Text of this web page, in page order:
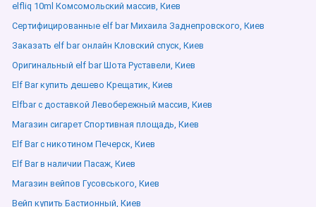
elfliq 10ml Комсомольский массив, Киев
Сертифицированные elf bar Михаила Заднепровского, Киев
Заказать elf bar онлайн Кловский спуск, Киев
Оригинальный elf bar Шота Руставели, Киев
Elf Bar купить дешево Крещатик, Киев
Elfbar с доставкой Левобережный массив, Киев
Магазин сигарет Спортивная площадь, Киев
Elf Bar с никотином Печерск, Киев
Elf Bar в наличии Пасаж, Киев
Магазин вейпов Гусовського, Киев
Вейп купить Бастионный, Киев